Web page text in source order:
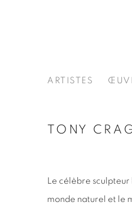
ARTISTES
TONY
Le célèbre
monde naturel et le